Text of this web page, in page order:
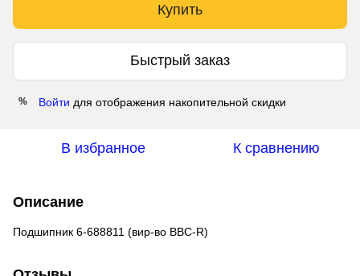
Купить
Быстрый заказ
% Войти для отображения накопительной скидки
В избранное К сравнению
Описание
Подшипник 6-688811 (вир-во BBC-R)